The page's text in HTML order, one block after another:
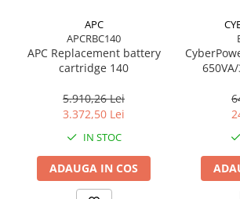
APC
APCRBC140
APC Replacement battery
cartridge 140
5.910,26 Lei
3.372,50 Lei
IN STOC
ADAUGA IN COS